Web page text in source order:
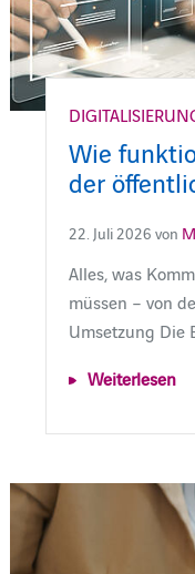
Wie
der
22. Juli 2026 von
Alles, was
müssen – von
Umsetzung Die
Weiterlesen